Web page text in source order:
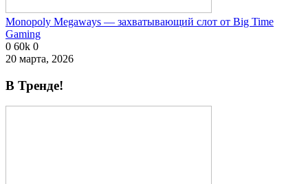
Monopoly Megaways — захватывающий слот от Big Time
Gaming
0 60k 0
20 марта, 2026
В Тренде!